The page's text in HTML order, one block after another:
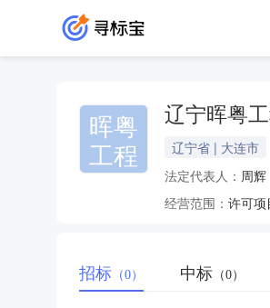
晖粤
工程
辽宁晖粤
辽宁省 | 大连市
法定代表人： 周辉
经营范围：
招标 （0） 中标 （0）